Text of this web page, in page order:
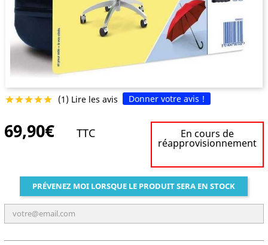
 (1) Lire les avis Donner votre avis !
69,90€ TTC En cours de
réapprovisionnement
PRÉVENEZ MOI LORSQUE LE PRODUIT SERA EN STOCK